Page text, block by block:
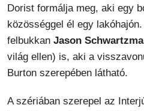
Dorist formálja meg, aki egy
közösséggel él egy
felbukkan Jason
világ ellen) is, aki a
Burton szerepében látható.
A szériában szerepel az